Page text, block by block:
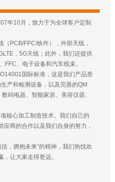
年10月，致力于为全球客户定制
PCB/FPC/铁件），外部天线，
，5G天线；此外，我们还提供
FFC、电子设备和汽车线束。
国际标准，这是我们产品质
产和检测设备，以及完善的QM
码电器、智能家居、美容仪器、
核心加工制造技术。我们自己的
商的合作以及我们自身的努力，
，拥抱未来”的精神，我们热忱欢
让大家走得更远。